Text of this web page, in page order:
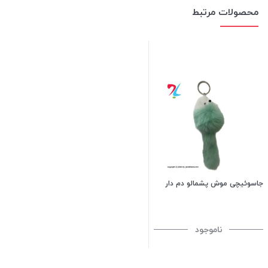
محصولات مرتبط
جاسوئیچی موش پشمالو دم دار
ناموجود